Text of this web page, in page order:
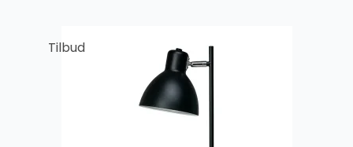
Tilbud